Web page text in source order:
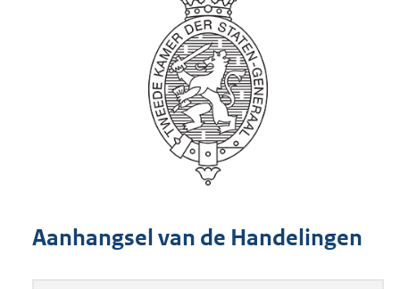
Aanhangsel van de Handelingen